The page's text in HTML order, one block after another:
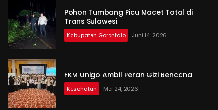
Pohon Tumbang Picu Macet Total di
Trans Sulawesi
Kabupaten Gorontalo Juni 14, 2026
FKM Unigo Ambil Peran Gizi Bencana
Kesehatan Mei 24, 2026